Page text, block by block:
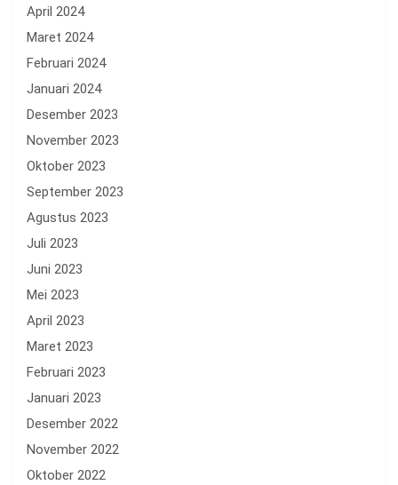
April 2024
Maret 2024
Februari 2024
Januari 2024
Desember 2023
November 2023
Oktober 2023
September 2023
Agustus 2023
Juli 2023
Juni 2023
Mei 2023
April 2023
Maret 2023
Februari 2023
Januari 2023
Desember 2022
November 2022
Oktober 2022